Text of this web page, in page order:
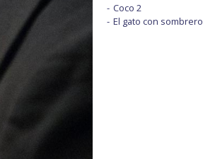
Coco 2
El gato con sombrero